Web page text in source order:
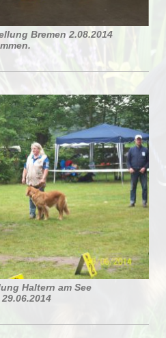
Bremen 2.08.2014
Haltern am See
29.06.2014